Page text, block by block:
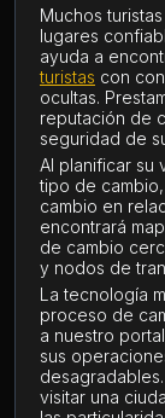
Muchos
lugares
ayuda a
turistas con
ocultas.
reputación de
seguridad de
Al planificar su
tipo de
cambio en
encontrará
de cambio
y nodos de
La tecnología
proceso de
a nuestro
sus
visitar una